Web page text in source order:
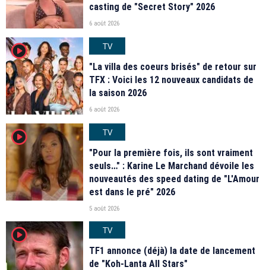
casting de "Secret Story" 2026
6 août 2026
player2
TV
"La villa des coeurs brisés" de retour sur
TFX : Voici les 12 nouveaux candidats de
la saison 2026
6 août 2026
player2
TV
"Pour la première fois, ils sont vraiment
seuls…" : Karine Le Marchand dévoile les
nouveautés des speed dating de "L'Amour
est dans le pré" 2026
5 août 2026
player2
TV
TF1 annonce (déjà) la date de lancement
de "Koh-Lanta All Stars"